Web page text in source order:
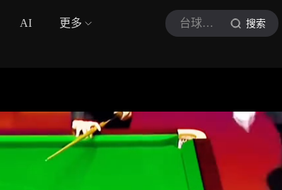
AI 更多 台球终结者 搜索